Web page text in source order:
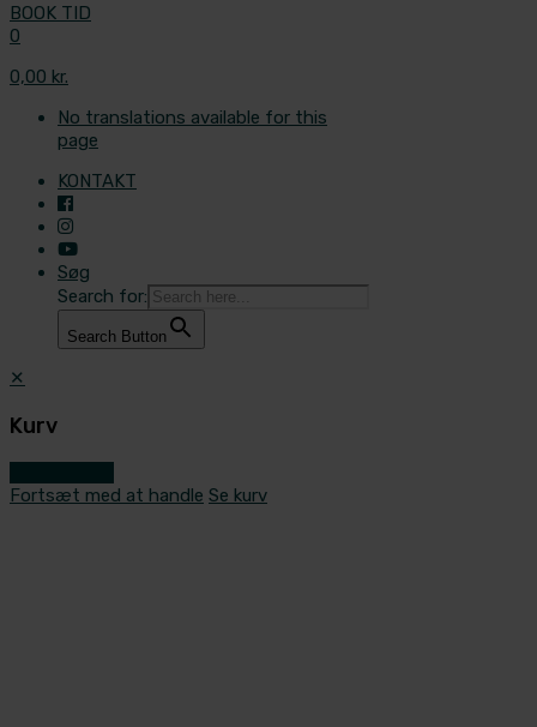
BOOK TID
0
0,00 kr.
No translations available for this
page
KONTAKT
Søg
Search for:
Search Button
✕
Kurv
Fortsæt med at handle Se kurv